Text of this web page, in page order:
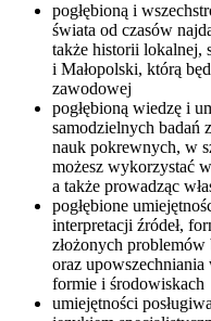
pogłębioną i
świata od czasów
także historii lokalnej,
i Małopolski, którą
zawodowej
pogłębioną wiedzę i
samodzielnych badań
nauk pokrewnych, w
możesz wykorzystać
a także prowadząc
pogłębione
interpretacji źródeł,
złożonych problemów
oraz
formie i środowiskach
umiejętności